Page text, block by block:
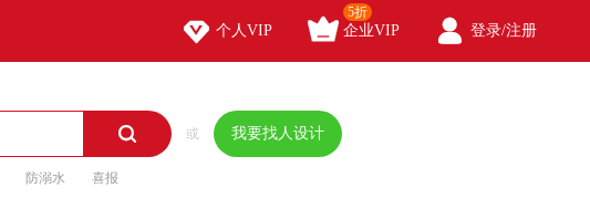
 个人VIP  企业VIP
5折
 登录/注册
 或 我要找人设计
防溺水 喜报